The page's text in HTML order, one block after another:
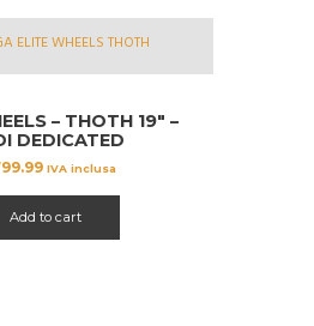
– THOTH 19″ –
DEDICATED
IVA inclusa
Add to cart